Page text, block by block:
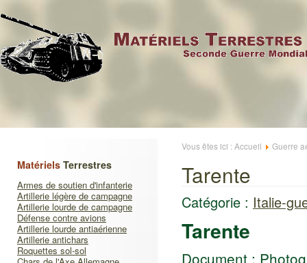
Matériels Terrestres
Armes de soutien d'infanterie
Artillerie légère de campagne
Artillerie lourde de campagne
Défense contre avions
Artillerie lourde antiaérienne
Artillerie antichars
Roquettes sol-sol
Vous êtes ici : Accueil Guerre
Tarente
Catégorie : Italie-
Tarente
Document :